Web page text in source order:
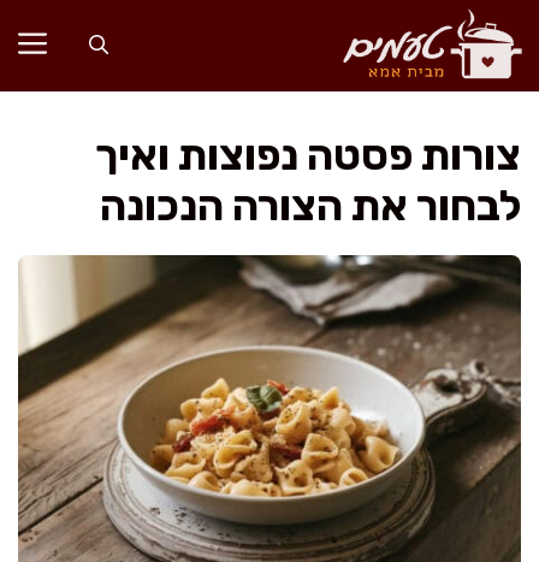
לדלג
לתוכן
צורות פסטה נפוצות ואיך
לבחור את הצורה הנכונה